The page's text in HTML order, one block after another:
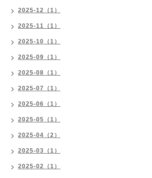
2025-12（1）
2025-11（1）
2025-10（1）
2025-09（1）
2025-08（1）
2025-07（1）
2025-06（1）
2025-05（1）
2025-04（2）
2025-03（1）
2025-02（1）